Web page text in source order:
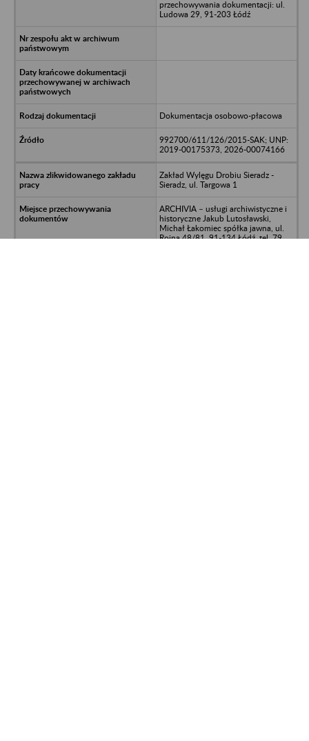
przechowywania dokumentacji: ul.
Ludowa 29, 91-203 Łódź
Dokumentacja osobowo-płacowa
992700/611/126/2015-SAK; UNP:
2019-00175373, 2026-00074166
Zakład Wylęgu Drobiu Sieradz -
Sieradz, ul. Targowa 1
ARCHIVIA – usługi archiwistyczne i
historyczne Jakub Lutosławski,
Michał Łakomiec spółka jawna, ul.
Rojna 48/81, 91-134 Łódź, tel. 79